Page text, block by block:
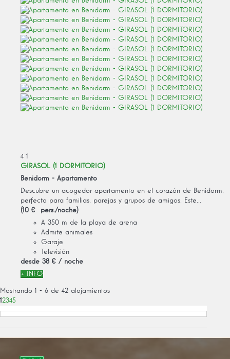
4 1
GIRASOL (1 DORMITORIO)
Benidorm - Apartamento
Descubre un acogedor apartamento en el corazón de Benidorm,
perfecto para familias, parejas y grupos de amigos. Este...
(10 € pers./noche)
A 350 m de la playa de arena
Admite animales
Garaje
Televisión
desde 38 € / noche
+ INFO
Mostrando 1 - 6 de 42 alojamientos
12345